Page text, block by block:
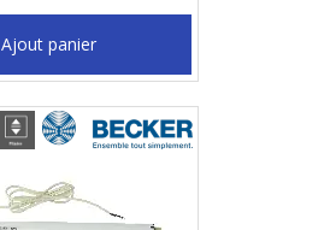
Ajout panier